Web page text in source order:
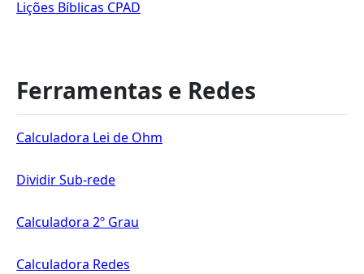
Lições Bíblicas CPAD
Ferramentas e Redes
Calculadora Lei de Ohm
Dividir Sub-rede
Calculadora 2º Grau
Calculadora Redes